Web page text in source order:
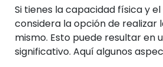
Si tienes la capacidad física y
considera la opción de realizar
mismo. Esto puede resultar en
significativo. Aquí algunos